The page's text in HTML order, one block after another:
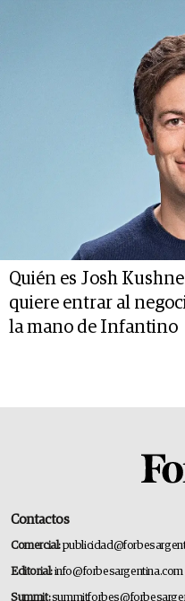
Quién es Josh
quiere entrar al
la mano de Infantino
Contactos
Comercial:
Editorial:info@forbesargentina.com
Summit: